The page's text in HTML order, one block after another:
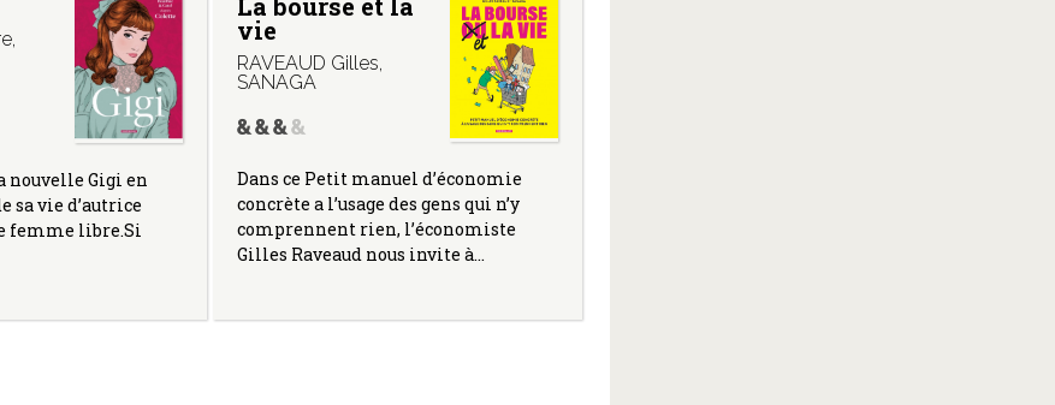
,
nouvelle Gigi en
sa vie d’autrice
femme libre.Si
vie
RAVEAUD Gilles,
SANAGA
Dans ce Petit manuel d’économie
concrète a l’usage des gens qui n’y
comprennent rien, l’économiste
Gilles Raveaud nous invite à…